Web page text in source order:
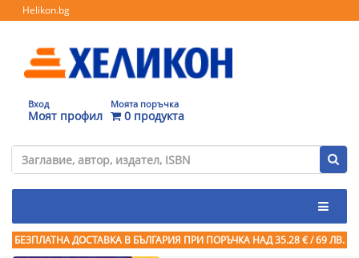
Helikon.bg
Вход
Моят профил
Моята поръчка
0 продукта
БЕЗПЛАТНА ДОСТАВКА В БЪЛГАРИЯ ПРИ ПОРЪЧКА НАД 35.28 € / 69 ЛВ.